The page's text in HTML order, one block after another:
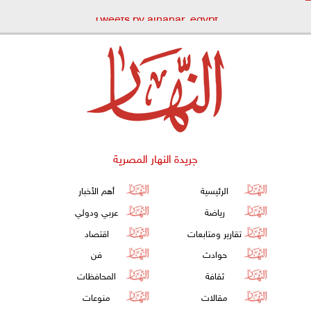
Tweets by alnahar_egypt
جريدة النهار المصرية
الرئيسية
أهم الأخبار
رياضة
عربي ودولي
تقارير ومتابعات
اقتصاد
حوادث
فن
ثقافة
المحافظات
مقالات
منوعات